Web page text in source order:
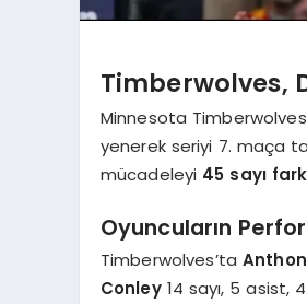
Timberwolves,
Minnesota
yenerek seriyi 7. maça
mücadeleyi 45 sayı
Oyuncuların
Timberwolves’ta
Conley14 sayı, 5 asist,